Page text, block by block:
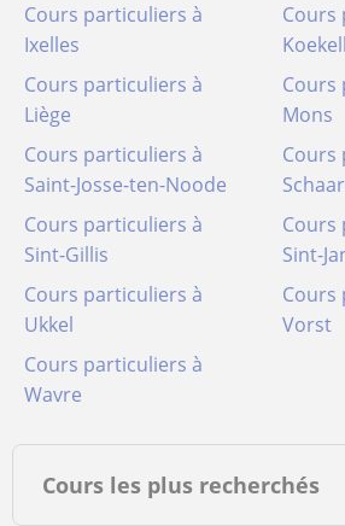
Cours particuliers à
Ixelles
Cours
Cours particuliers à
Liège
Cours
Mons
Cours particuliers à
Saint-Josse-ten-Noode
Cours
Cours particuliers à
Sint-Gillis
Cours
Sint-
Cours particuliers à
Ukkel
Cours
Vorst
Cours particuliers à
Wavre
Cours les plus recherchés